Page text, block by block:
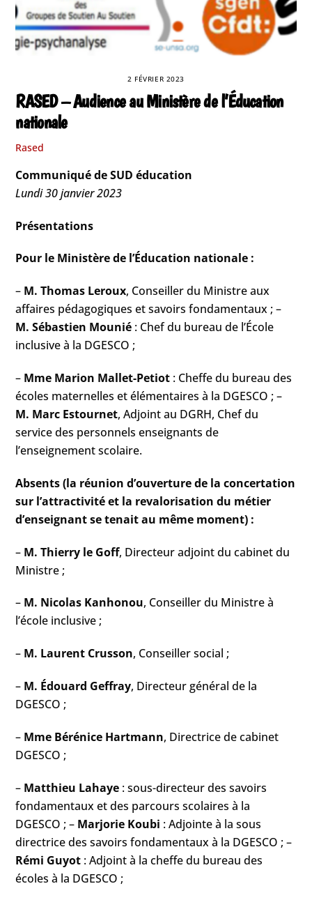
2 FÉVRIER 2023
RASED – Audience au Ministère de l’Éducation
nationale
Rased
Communiqué de SUD éducation
Lundi 30 janvier 2023
Présentations
Pour le Ministère de l’Éducation nationale :
– M. Thomas Leroux, Conseiller du Ministre aux
affaires pédagogiques et savoirs fondamentaux ; –
M. Sébastien Mounié : Chef du bureau de l’École
inclusive à la DGESCO ;
– Mme Marion Mallet-Petiot : Cheffe du bureau des
écoles maternelles et élémentaires à la DGESCO ; –
M. Marc Estournet, Adjoint au DGRH, Chef du
service des personnels enseignants de
l’enseignement scolaire.
Absents (la réunion d’ouverture de la concertation
sur l’attractivité et la revalorisation du métier
d’enseignant se tenait au même moment) :
– M. Thierry le Goff, Directeur adjoint du cabinet du
Ministre ;
– M. Nicolas Kanhonou, Conseiller du Ministre à
l’école inclusive ;
– M. Laurent Crusson, Conseiller social ;
– M. Édouard Geffray, Directeur général de la
DGESCO ;
– Mme Bérénice Hartmann, Directrice de cabinet
DGESCO ;
– Matthieu Lahaye : sous-directeur des savoirs
fondamentaux et des parcours scolaires à la
DGESCO ; – Marjorie Koubi : Adjointe à la sous
directrice des savoirs fondamentaux à la DGESCO ; –
Rémi Guyot : Adjoint à la cheffe du bureau des
écoles à la DGESCO ;